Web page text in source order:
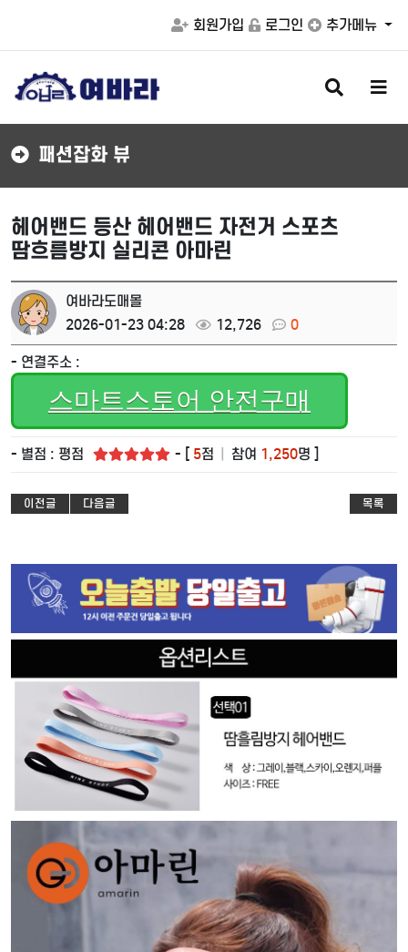
회원가입 로그인 추가메뉴
검
색
버
메
버
패션잡화 뷰
헤어밴드 등산 헤어밴드 자전거 스포츠
땀흐름방지 실리콘 아마린
여바라도매몰
2026-01-23 04:28
12,726 0
- 연결주소 :
스마트스토어 안전구매
- 별점 : 평점 - [ 5점 참여 1,250명 ]
이전글 다음글 목록